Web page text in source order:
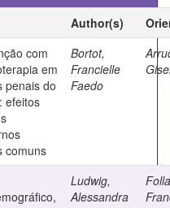
Author(s)
com
em
penais do
efeitos
comuns
Bortot,
Francielle
Faedo
Ludwig,
Alessandra